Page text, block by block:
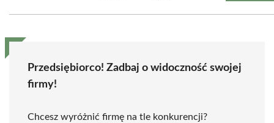
Przedsiębiorco! Zadbaj o widoczność swojej
firmy!
Chcesz wyróżnić firmę na tle konkurencji?